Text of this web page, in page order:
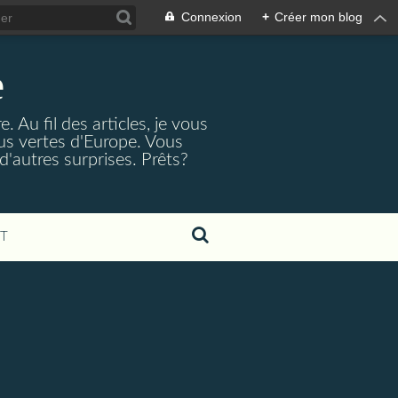
Connexion + Créer mon blog
Au fil des articles, je vous
vertes d'Europe. Vous
surprises. Prêts?